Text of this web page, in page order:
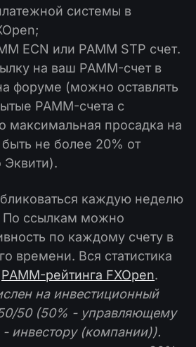
системы в
ECN или PAMM STP счет.
на ваш PAMM-счет в
форуме (можно оставлять
PAMM-счета с
максимальная просадка на
не более 20% от
Эквити).
каждую неделю
По ссылкам можно
по каждому счету в
времени. Вся статистика
PAMM-рейтинга FXOpen.
на инвестиционный
50 (50% - управляющему
инвестору (компании)).